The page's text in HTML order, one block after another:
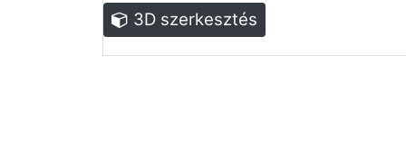
3D szerkesztés